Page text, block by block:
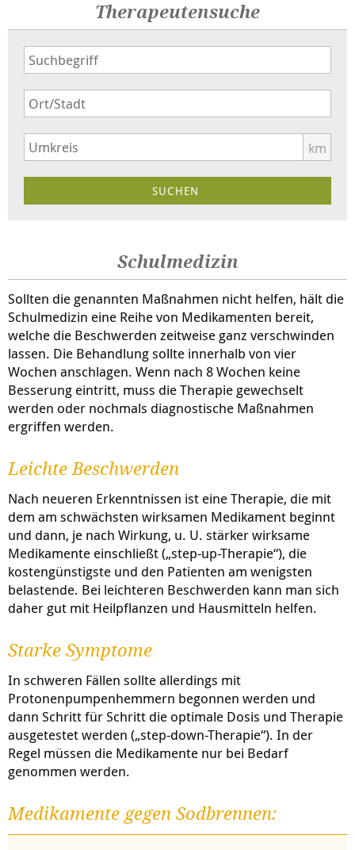
Therapeutensuche
km
Schulmedizin
Sollten die genannten Maßnahmen nicht helfen, hält die
Schulmedizin eine Reihe von Medikamenten bereit,
welche die Beschwerden zeitweise ganz verschwinden
lassen. Die Behandlung sollte innerhalb von vier
Wochen anschlagen. Wenn nach 8 Wochen keine
Besserung eintritt, muss die Therapie gewechselt
werden oder nochmals diagnostische Maßnahmen
ergriffen werden.
Leichte Beschwerden
Nach neueren Erkenntnissen ist eine Therapie, die mit
dem am schwächsten wirksamen Medikament beginnt
und dann, je nach Wirkung, u. U. stärker wirksame
Medikamente einschließt („step-up-Therapie“), die
kostengünstigste und den Patienten am wenigsten
belastende. Bei leichteren Beschwerden kann man sich
daher gut mit Heilpflanzen und Hausmitteln helfen.
Starke Symptome
In schweren Fällen sollte allerdings mit
Protonenpumpenhemmern begonnen werden und
dann Schritt für Schritt die optimale Dosis und Therapie
ausgetestet werden („step-down-Therapie“). In der
Regel müssen die Medikamente nur bei Bedarf
genommen werden.
Medikamente gegen Sodbrennen: